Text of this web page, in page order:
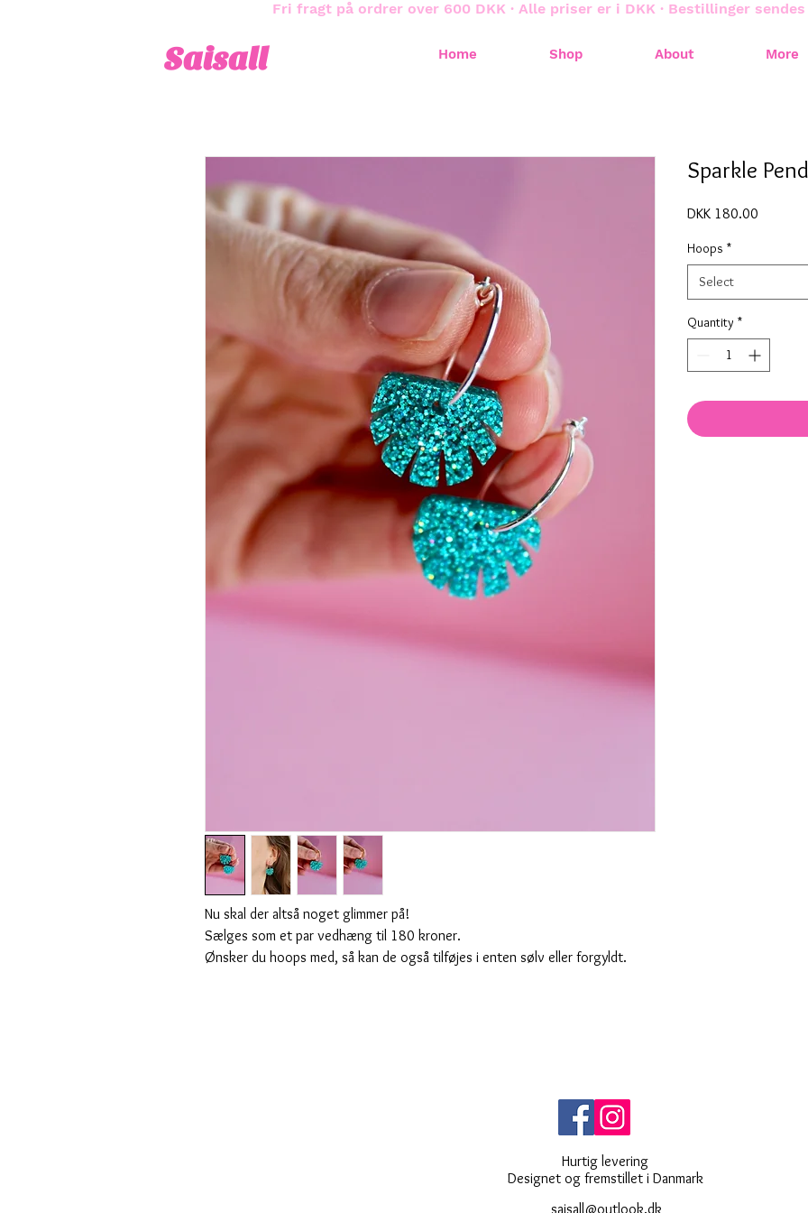
Fri fragt på ordrer over 600 DKK · Alle priser er i DKK · Bestillinger
Saisall Home Shop About More
Nu skal der altså noget glimmer på!
Sælges som et par vedhæng til 180 kroner.
Ønsker du hoops med, så kan de også tilføjes i enten sølv eller forgyldt.
Sparkle
DKK 180.00
Hoops *
Select
Quantity *
saisall@outlook.dk
Hurtig levering
Designet og fremstillet i Danmark